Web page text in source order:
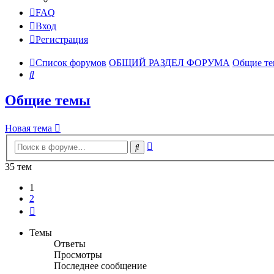
FAQ
Вход
Регистрация
Список форумов ОБЩИЙ РАЗДЕЛ ФОРУМА Общие
Поиск
Общие темы
Новая тема
Поиск
35 тем
1
2
Темы
Ответы
Просмотры
Последнее сообщение